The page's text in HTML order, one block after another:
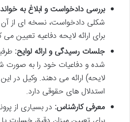
بررسی دادخواست و ابلاغ به
شکلی دادخواست، نسخه ای از آن
برای ارائه لایحه دفاعیه تعیین می
جلسات رسیدگی و ارائه لوایح:
شده و دفاعیات خود را به صورت
لایحه) ارائه می دهند. وکیل در
استدلال های حقوقی دارد.
معرفی کارشناس: در بسیاری از